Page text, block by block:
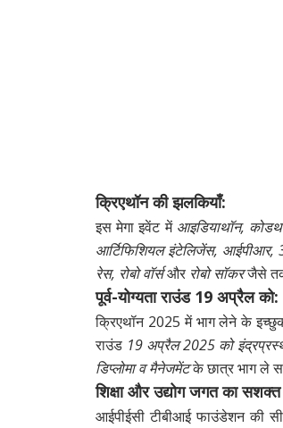
क्रिएथॉन की झलकियाँ:
इस मेगा इवेंट में आइडियाथॉन,
आर्टिफिशियल इंटेलिजेंस, आईपीआर,
रेस, रोबो वॉर्सऔर रोबो सॉकरजैसे
पूर्व-योग्यता राउंड 19 अप्रैल को:
क्रिएथॉन 2025 में भाग लेने के
राउंड 19 अप्रैल 2025 को इंद्रप्रस्थ
डिप्लोमा व मैनेजमेंटके छात्र भाग ले
शिक्षा और उद्योग जगत का
आईपीईसी टीबीआई फाउंडेशन की